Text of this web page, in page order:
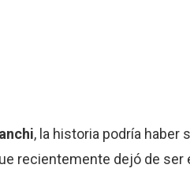
, la historia podría haber
recientemente dejó de ser